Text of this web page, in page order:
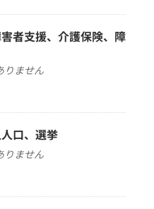
者支援、介護保険、障
りません
口、選挙
りません